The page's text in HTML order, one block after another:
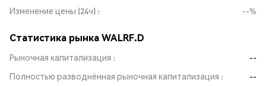
Изменение цены (24ч)
--%
Статистика рынка WALRF.D
Рыночная капитализация
--
Полностью разводнённая рыночная капитализация
--